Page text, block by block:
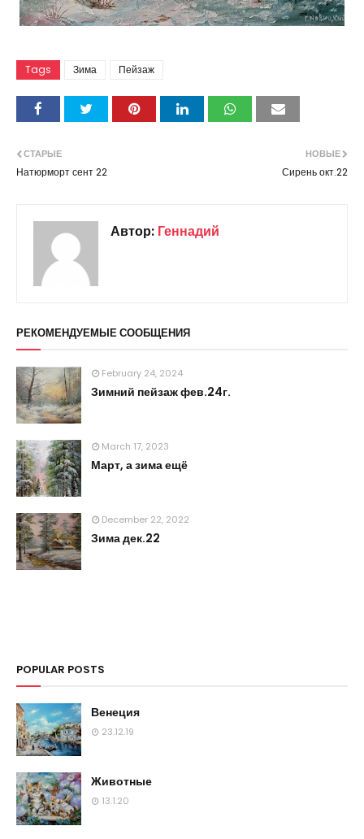
Tags Зима Пейзаж
НОВЫЕ
Сирень окт.22
СТАРЫЕ
Натюрморт сент 22
Автор: Геннадий
РЕКОМЕНДУЕМЫЕ СООБЩЕНИЯ
February 24, 2024
Зимний пейзаж фев.24г.
March 17, 2023
Март, а зима ещё
December 22, 2022
Зима дек.22
POPULAR POSTS
Венеция
23.12.19
Животные
13.1.20